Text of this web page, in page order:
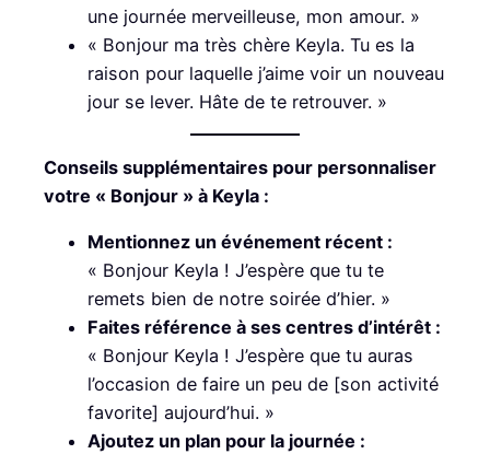
une journée merveilleuse, mon amour. »
« Bonjour ma très chère Keyla. Tu es la
raison pour laquelle j’aime voir un nouveau
jour se lever. Hâte de te retrouver. »
Conseils supplémentaires pour personnaliser
votre « Bonjour » à Keyla :
Mentionnez un événement récent :
« Bonjour Keyla ! J’espère que tu te
remets bien de notre soirée d’hier. »
Faites référence à ses centres d’intérêt :
« Bonjour Keyla ! J’espère que tu auras
l’occasion de faire un peu de [son activité
favorite] aujourd’hui. »
Ajoutez un plan pour la journée :